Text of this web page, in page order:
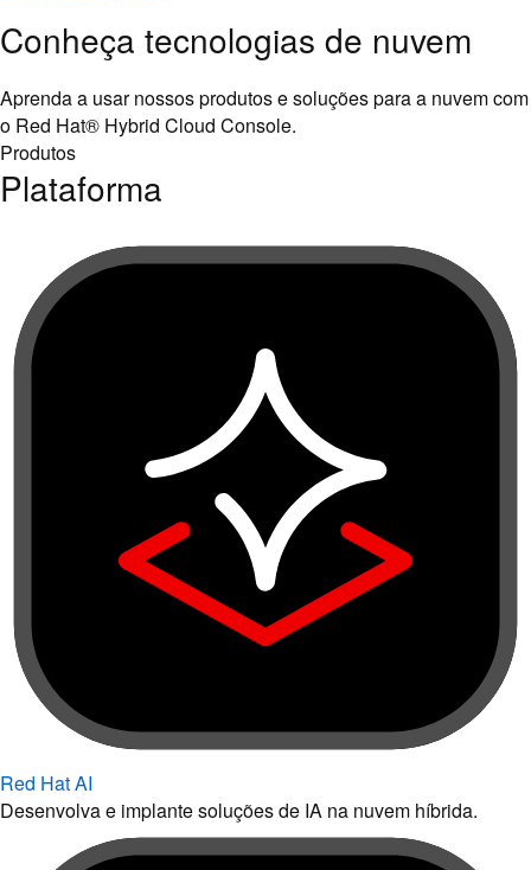
Conheça tecnologias de nuvem
Aprenda a usar nossos produtos e soluções para a nuvem com
o Red Hat® Hybrid Cloud Console.
Produtos
Plataforma
Red Hat AI
Desenvolva e implante soluções de IA na nuvem híbrida.